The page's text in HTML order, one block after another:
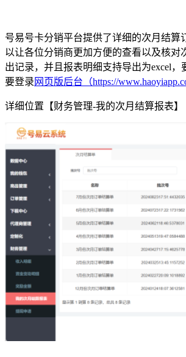
号易号卡分销平台提供了详细的次月结算
以让各位分销商更加方便的查看以及核对
出记录，并且报表明细支持导出为excel，
要登录 网页版后台（https://
详细位置【财务管理-我的次月结算报表】